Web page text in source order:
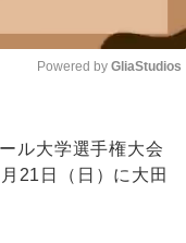
Powered by GliaStudios
ル大学選手権大会
21日（日）に大田